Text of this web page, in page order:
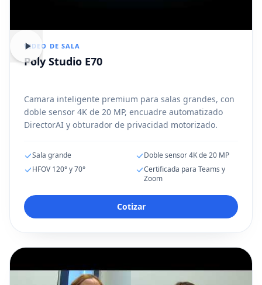
VIDEO DE SALA
Poly Studio E70
Camara inteligente premium para salas grandes, con
doble sensor 4K de 20 MP, encuadre automatizado
DirectorAI y obturador de privacidad motorizado.
Sala grande
Doble sensor 4K de 20 MP
HFOV 120° y 70°
Certificada para Teams y
Zoom
Cotizar